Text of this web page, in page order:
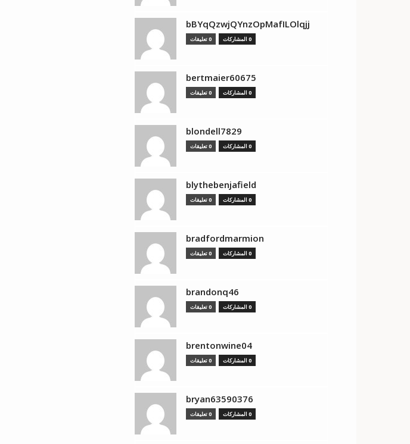
bBYqQzwjQYnzOpMafILOlqjj
0 المشاركات 0 تعليقات
bertmaier60675
0 المشاركات 0 تعليقات
blondell7829
0 المشاركات 0 تعليقات
blythebenjafield
0 المشاركات 0 تعليقات
bradfordmarmion
0 المشاركات 0 تعليقات
brandonq46
0 المشاركات 0 تعليقات
brentonwine04
0 المشاركات 0 تعليقات
bryan63590376
0 المشاركات 0 تعليقات